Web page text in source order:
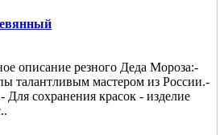
описание резного Деда Мороза:-
талантливым мастером из России.-
Для сохранения красок - изделие